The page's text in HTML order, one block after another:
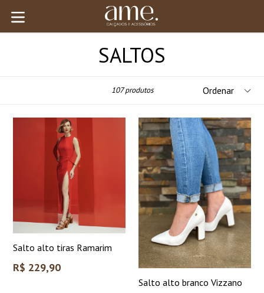
para
o expandir/colapsar
SALTOS
107 produtos
Salto alto tiras Ramarim
Preço
R$ 229,90
Salto alto branco Vizzano